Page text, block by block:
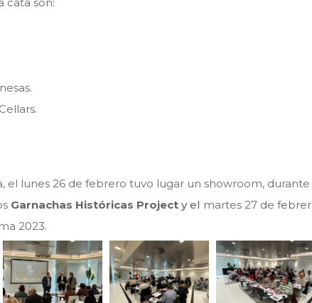
el lunes 26 de febrero tuvo lugar un showroom,
Garnachas Históricas Projecty el martes 27 de
2023.